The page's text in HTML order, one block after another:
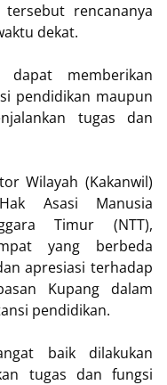
rencananya
dekat.
memberikan
pendidikan maupun
tugas dan
Wilayah (Kakanwil)
Asasi Manusia
Timur (NTT),
yang berbeda
apresiasi terhadap
Kupang dalam
pendidikan.
baik dilakukan
tugas dan fungsi